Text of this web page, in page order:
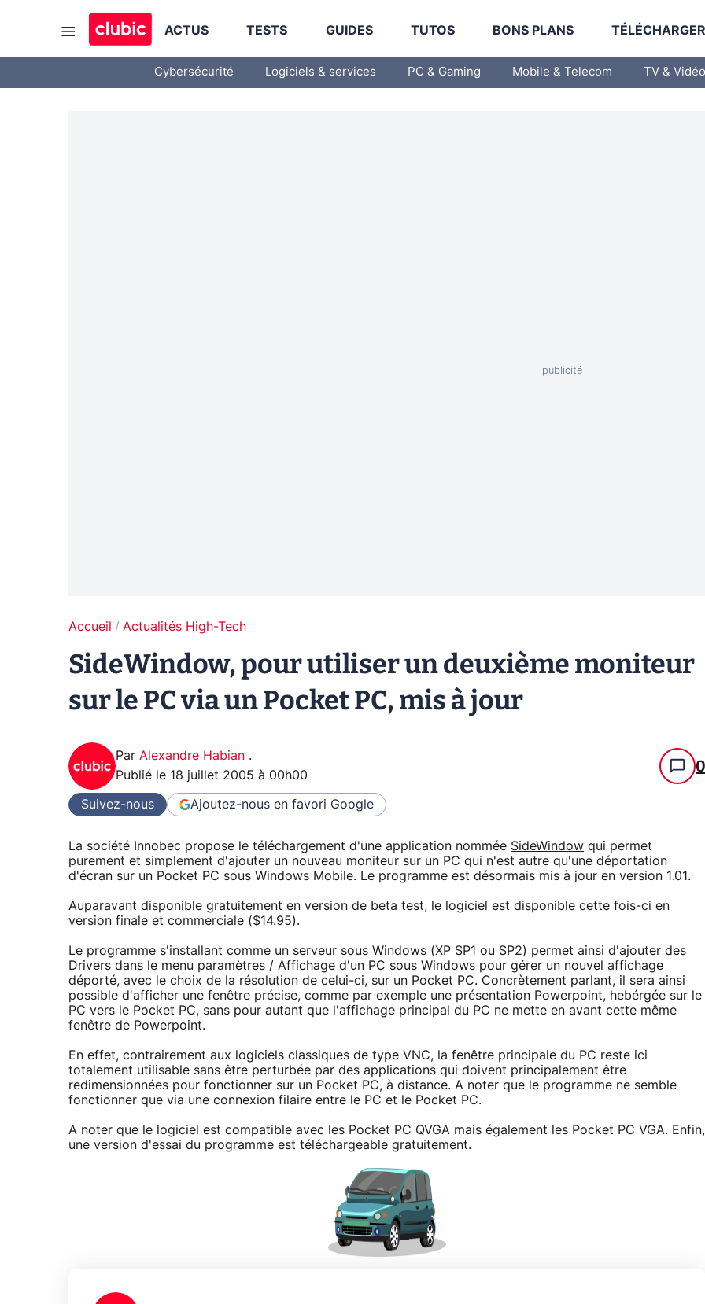
ACTUS TESTS GUIDES TUTOS BONS PLANS
Cybersécurité Logiciels & services PC & Gaming Mobile & Telecom TV & Vidéo
Accueil Actualités High-Tech
SideWindow, pour utiliser un deuxième moniteur
sur le PC via un Pocket PC, mis à jour
Par Alexandre Habian .
Publié le 18 juillet 2005 à 00h00 0
Suivez-nous Ajoutez-nous en favori Google
La société Innobec propose le téléchargement d'une application nommée SideWindow qui permet
purement et simplement d'ajouter un nouveau moniteur sur un PC qui n'est autre qu'une déportation
d'écran sur un Pocket PC sous Windows Mobile. Le programme est désormais mis à jour en version 1.01.
Auparavant disponible gratuitement en version de beta test, le logiciel est disponible cette fois-ci en
version finale et commerciale ($14.95).
Le programme s'installant comme un serveur sous Windows (XP SP1 ou SP2) permet ainsi d'ajouter des
Drivers dans le menu paramètres / Affichage d'un PC sous Windows pour gérer un nouvel affichage
déporté, avec le choix de la résolution de celui-ci, sur un Pocket PC. Concrètement parlant, il sera ainsi
possible d'afficher une fenêtre précise, comme par exemple une présentation Powerpoint, hebérgée sur le
PC vers le Pocket PC, sans pour autant que l'affichage principal du PC ne mette en avant cette même
fenêtre de Powerpoint.
En effet, contrairement aux logiciels classiques de type VNC, la fenêtre principale du PC reste ici
totalement utilisable sans être perturbée par des applications qui doivent principalement être
redimensionnées pour fonctionner sur un Pocket PC, à distance. A noter que le programme ne semble
fonctionner que via une connexion filaire entre le PC et le Pocket PC.
A noter que le logiciel est compatible avec les Pocket PC QVGA mais également les Pocket PC VGA. Enfin,
une version d'essai du programme est téléchargeable gratuitement.